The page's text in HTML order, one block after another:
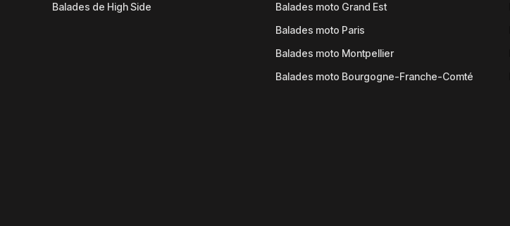
Balades de High Side
Balades moto Grand Est
Balades moto Paris
Balades moto Montpellier
Balades moto Bourgogne-Franche-Comté